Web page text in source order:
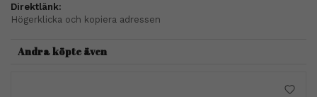
Direktlänk:
Högerklicka och kopiera adressen
Andra köpte även